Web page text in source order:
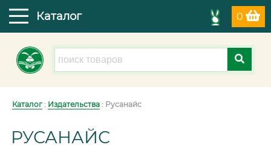
0
Каталог
Каталог: Издательства : Русанайс
РУСАНАЙС